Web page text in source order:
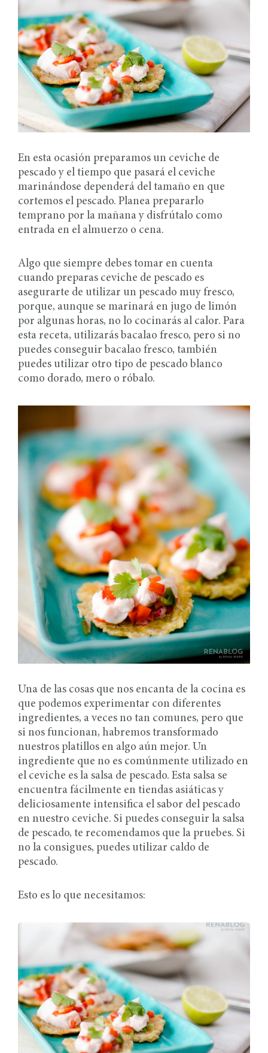
En esta ocasión preparamos un ceviche de
pescado y el tiempo que pasará el ceviche
marinándose dependerá del tamaño en que
cortemos el pescado. Planea prepararlo
temprano por la mañana y disfrútalo como
entrada en el almuerzo o cena.
Algo que siempre debes tomar en cuenta
cuando preparas ceviche de pescado es
asegurarte de utilizar un pescado muy fresco,
porque, aunque se marinará en jugo de limón
por algunas horas, no lo cocinarás al calor. Para
esta receta, utilizarás bacalao fresco, pero si no
puedes conseguir bacalao fresco, también
puedes utilizar otro tipo de pescado blanco
como dorado, mero o róbalo.
Una de las cosas que nos encanta de la cocina es
que podemos experimentar con diferentes
ingredientes, a veces no tan comunes, pero que
si nos funcionan, habremos transformado
nuestros platillos en algo aún mejor. Un
ingrediente que no es comúnmente utilizado en
el ceviche es la salsa de pescado. Esta salsa se
encuentra fácilmente en tiendas asiáticas y
deliciosamente intensifica el sabor del pescado
en nuestro ceviche. Si puedes conseguir la salsa
de pescado, te recomendamos que la pruebes. Si
no la consigues, puedes utilizar caldo de
pescado.
Esto es lo que necesitamos: